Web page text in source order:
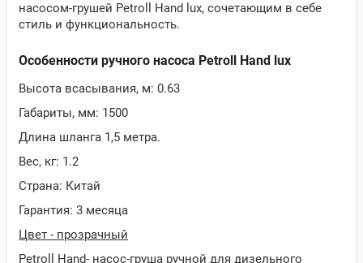
насосом-грушей Petroll Hand lux, сочетающим в себе
стиль и функциональность.
Особенности ручного насоса Petroll Hand lux
Высота всасывания, м: 0.63
Габариты, мм: 1500
Длина шланга 1,5 метра.
Вес, кг: 1.2
Страна: Китай
Гарантия: 3 месяца
Цвет - прозрачный
Petroll Hand- насос-груша ручной для дизельного